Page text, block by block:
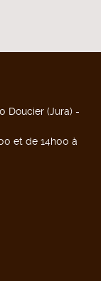
Doucier (Jura) -
et de 14h00 à